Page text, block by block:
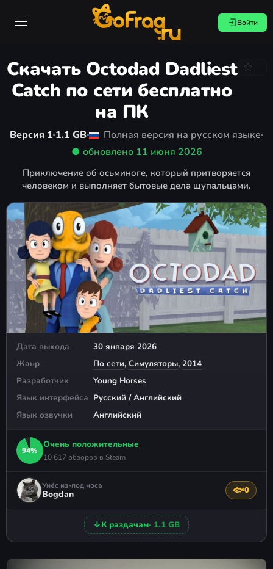
Войти
Скачать Octodad Dadliest
Catch по сети бесплатно
на ПК
Версия 1 1.1 GB
Полная версия на русском языке
● обновлено 11 июня 2026
Приключение об осьминоге, который притворяется
человеком и выполняет бытовые дела щупальцами.
Дата выхода
30 января 2026
Жанр
По сети, Симуляторы, 2014
Разработчик
Young Horses
Язык интерфейса Русский / Английский
Язык озвучки
Английский
94%
Очень положительные
10 617 обзоров в Steam
Унёс из-под носа
Bogdan 🐟0
↓К раздачам· 1.1 GB